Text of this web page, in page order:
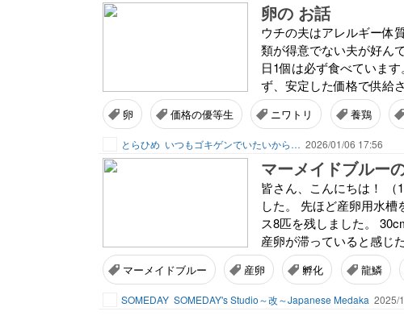
卵の お話
ウチの夫はアレルギー体
類が得意でない夫が好ん
日1個は必ず食べていま
ず、安定した価格で供給
卵 価格の優等生 ニワトリ 養鶏
とらひめ いつもゴキゲンでいたいから… 2026/01/06 17:56
皆さん、こんにちは！ （
した。 先ほど産卵用水
ス8匹を残しました。
産卵が滞っていると感じ
マーメイドブルー 産卵 孵化 龍鱗
SOMEDAY SOMEDAY's Studio～改～Japanese Medaka 2025/